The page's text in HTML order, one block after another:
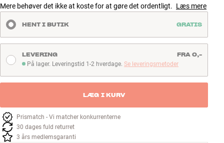
Mere behøver det ikke at koste for at gøre det ordentligt. Læs mere
HENT I BUTIK GRATIS
På lager. Leveringstid 1-2 hverdage
På lager. Leveringstid 1-2 hverdage. Se leveringsmetoder
LEVERING FRA 0,-
LÆG I KURV
Prismatch - Vi matcher konkurrenterne
30 dages fuld returret
3 års medlemsgaranti